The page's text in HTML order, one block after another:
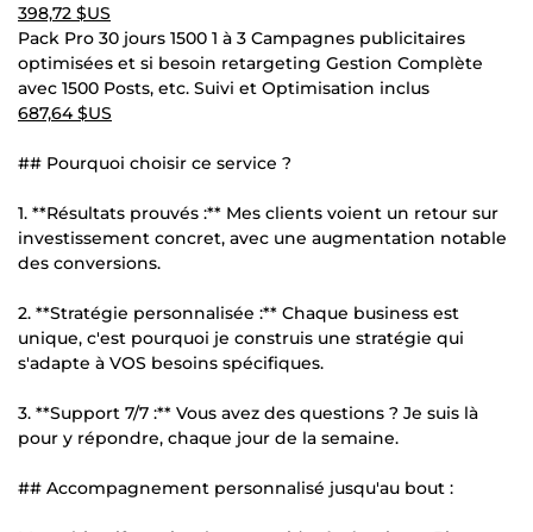
398,72 $US
Pack Pro 30 jours 1500 1 à 3 Campagnes publicitaires
optimisées et si besoin retargeting Gestion Complète
avec 1500 Posts, etc. Suivi et Optimisation inclus
687,64 $US
## Pourquoi choisir ce service ?
1. **Résultats prouvés :** Mes clients voient un retour sur
investissement concret, avec une augmentation notable
des conversions.
2. **Stratégie personnalisée :** Chaque business est
unique, c'est pourquoi je construis une stratégie qui
s'adapte à VOS besoins spécifiques.
3. **Support 7/7 :** Vous avez des questions ? Je suis là
pour y répondre, chaque jour de la semaine.
## Accompagnement personnalisé jusqu'au bout :